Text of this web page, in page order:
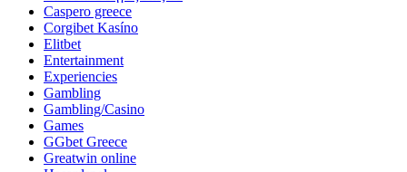
Caspero greece
Corgibet Kasíno
Elitbet
Entertainment
Experiencies
Gambling
Gambling/Casino
Games
GGbet Greece
Greatwin online